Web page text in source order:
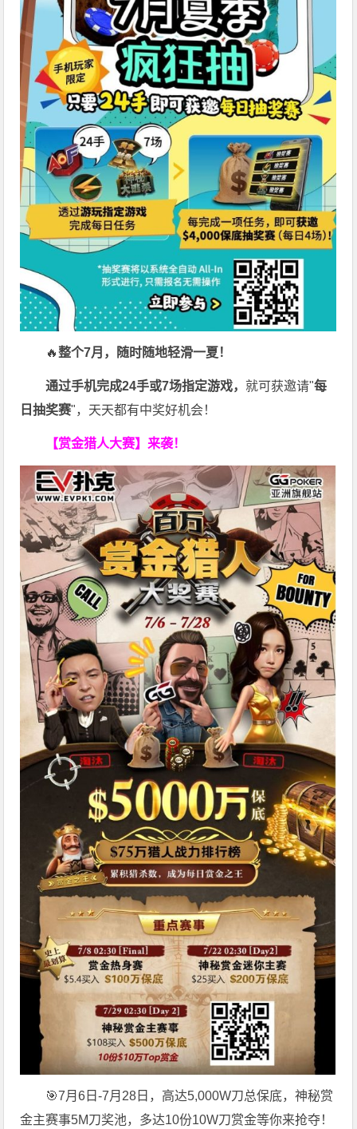
🔥整个7月，随时随地轻滑一夏！
通过手机完成24手或7场指定游戏，就可获邀请"每
日抽奖赛"，天天都有中奖好机会！
【赏金猎人大赛】来袭！
🎯7月6日-7月28日，高达5,000W刀总保底，神秘赏
金主赛事5M刀奖池，多达10份10W刀赏金等你来抢夺！